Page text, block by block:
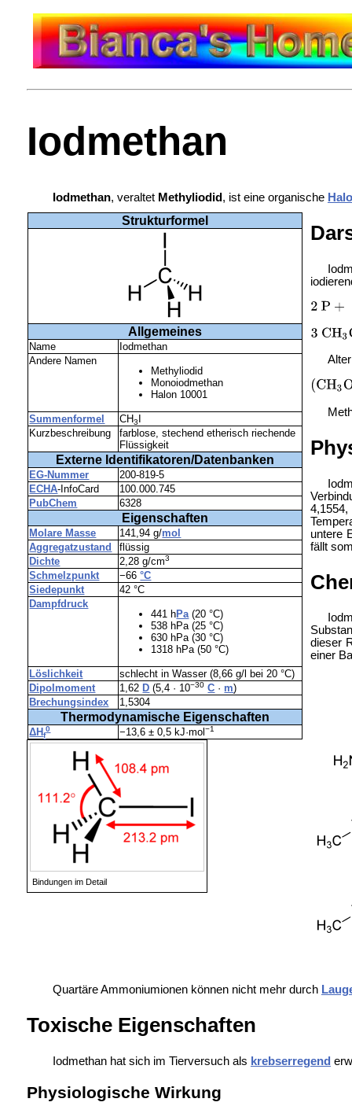
Iodmethan
Iodmethan, veraltet Methyliodid , ist eine organische
Strukturformel
Allgemeines
Name
Iodmethan
Andere Namen
Methyliodid
Monoiodmethan
Halon 10001
Summenformel CH3
Kurzbeschreibung
farblose, stechend etherisch riechende
Flüssigkeit
Externe Identifikatoren/Datenbanken
EG-Nummer
200-819-5
ECHA-InfoCard
100.000.745
PubChem
6328
Eigenschaften
Molare Masse 141,94 g/mol
Aggregatzustand
flüssig
Dichte
2,28 g/cm3
Schmelzpunkt −66°C
Siedepunkt
42 °C
Dampfdruck
441 hPa(20 °C)
538 hPa (25 °C)
630 hPa (30 °C)
1318 hPa (50 °C)
Löslichkeit
schlecht in Wasser (8,66 g/l bei 20 °C)
Dipolmoment
1,62 D (5,4 · 10−30 C · m)
Brechungsindex
1,5304
Thermodynamische Eigenschaften
ΔHf
0 −13,6 ± 0,5 kJ·mol−1
Bindungen im Detail
untere
fällt
dieser
einer
Quartäre Ammoniumionen können nicht mehr durch
Toxische Eigenschaften
Iodmethan hat sich im Tierversuch als krebserregend
Physiologische Wirkung